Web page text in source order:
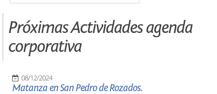
Próximas Actividades agenda
corporativa
08/12/2024
Matanza en San Pedro de Rozados.